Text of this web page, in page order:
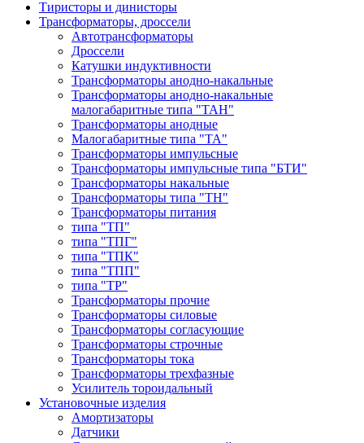
Тиристоры и динисторы
Трансформаторы, дроссели
Автотрансформаторы
Дроссели
Катушки индуктивности
Трансформаторы анодно-накальные
Трансформаторы анодно-накальные
малогабаритные типа "ТАН"
Трансформаторы анодные
Малогабаритные типа "ТА"
Трансформаторы импульсные
Трансформаторы импульсные типа "БТИ"
Трансформаторы накальные
Трансформаторы типа "ТН"
Трансформаторы питания
типа "ТП"
типа "ТПГ"
типа "ТПК"
типа "ТПП"
типа "ТР"
Трансформаторы прочие
Трансформаторы силовые
Трансформаторы согласующие
Трансформаторы строчные
Трансформаторы тока
Трансформаторы трехфазные
Усилитель тороидальный
Установочные изделия
Амортизаторы
Датчики